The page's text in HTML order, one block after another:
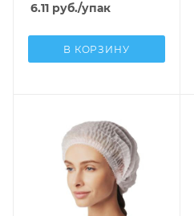
6.11 руб./упак
В КОРЗИНУ